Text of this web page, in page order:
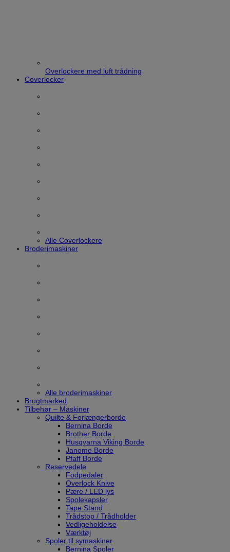
Overlockere med luft trådning
Coverlocker
Alle Coverlockere
Broderimaskiner
Alle broderimaskiner
Brugtmarked
Tilbehør – Maskiner
Quilte & Forlængerborde
Bernina Borde
Brother Borde
Husqvarna Viking Borde
Janome Borde
Pfaff Borde
Reservedele
Fodpedaler
Overlock Knive
Pære / LED lys
Spolekapsler
Tape Stand
Trådstop / Trådholder
Vedligeholdelse
Værktøj
Spoler til symaskiner
Bernina Spoler